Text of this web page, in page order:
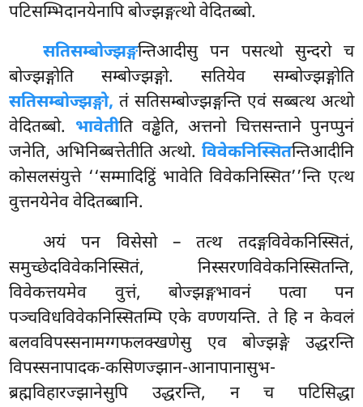
पटिसम्भिदानयेनापि बोज्झङ्गत्थो वेदितब्बो.
सतिसम्बोज्झङ्गन्तिआदीसु पन पसत्थो सुन्दरो च
बोज्झङ्गोति सम्बोज्झङ्गो. सतियेव सम्बोज्झङ्गोति
सतिसम्बोज्झङ्गो, तं सतिसम्बोज्झङ्गन्ति एवं सब्बत्थ अत्थो
वेदितब्बो. भावेतीति वड्ढेति, अत्तनो चित्तसन्ताने पुनप्पुनं
जनेति, अभिनिब्बत्तेतीति अत्थो. विवेकनिस्सितन्तिआदीनि
कोसलसंयुत्ते ‘‘सम्मादिट्ठिं भावेति विवेकनिस्सित’’न्ति एत्थ
वुत्तनयेनेव वेदितब्बानि.
अयं पन विसेसो – तत्थ तदङ्गविवेकनिस्सितं,
समुच्छेदविवेकनिस्सितं, निस्सरणविवेकनिस्सितन्ति,
विवेकत्तयमेव वुत्तं, बोज्झङ्गभावनं पत्वा पन
पञ्चविधविवेकनिस्सितम्पि एके वण्णयन्ति. ते हि न केवलं
बलवविपस्सनामग्गफलक्खणेसु एव बोज्झङ्गे उद्धरन्ति
विपस्सनापादक-कसिणज्झान-आनापानासुभ-
ब्रह्मविहारज्झानेसुपि उद्धरन्ति, न च पटिसिद्धा